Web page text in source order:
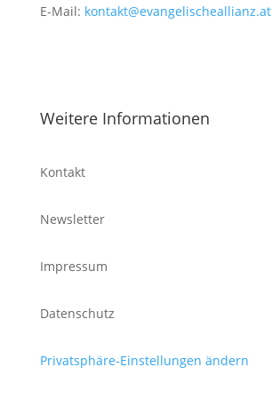
E-Mail: kontakt@evangelischeallianz.at
Weitere Informationen
Kontakt
Newsletter
Impressum
Datenschutz
Privatsphäre-Einstellungen ändern